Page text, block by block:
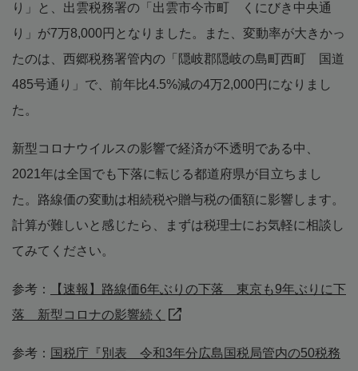
り」と、出雲税務署の「出雲市今市町 くにびき中央通
り」が7万8,000円となりました。また、変動率が大きかっ
たのは、西郷税務署管内の「隠岐郡隠岐の島町西町 国道
485号通り」で、前年比4.5%減の4万2,000円になりまし
た。
新型コロナウイルスの影響で経済が不透明である中、
2021年は全国でも下落に転じる都道府県が目立ちまし
た。路線価の変動は相続税や贈与税の価額に影響します。
計算が難しいと感じたら、まずは税理士にお気軽に相談し
てみてください。
参考：
【速報】路線価6年ぶりの下落 東京も9年ぶりに下
落 新型コロナの影響続く
参考： 国税庁『別表 令和3年分広島国税局管内の50税務